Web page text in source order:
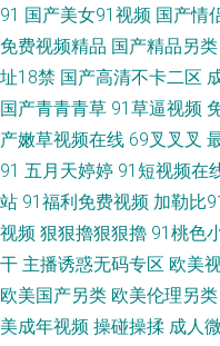
91 国产美女91视频 国产情
免费视频精品 国产精品另类
址18禁 国产高清不卡二区
国产青青青草 91草逼视频
产嫩草视频在线 69叉叉叉
91 五月天婷婷 91短视频在
站 91福利免费视频 加勒比
视频 狠狠擼狠狠擼 91桃色
干 主播诱惑无码专区 欧美
欧美国产另类 欧美伦理另类
美成年视频 操碰操揉 成人